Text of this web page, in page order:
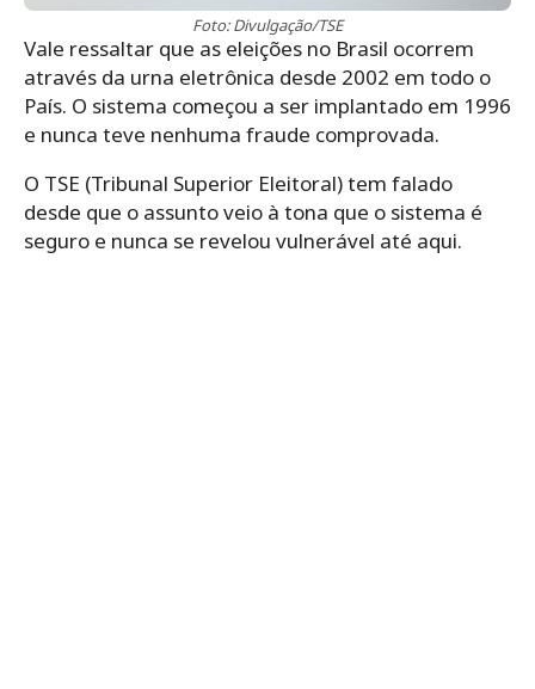
Foto: Divulgação/TSE
Vale ressaltar que as eleições no Brasil ocorrem
através da urna eletrônica desde 2002 em todo o
País. O sistema começou a ser implantado em 1996
e nunca teve nenhuma fraude comprovada.
O TSE (Tribunal Superior Eleitoral) tem falado
desde que o assunto veio à tona que o sistema é
seguro e nunca se revelou vulnerável até aqui.